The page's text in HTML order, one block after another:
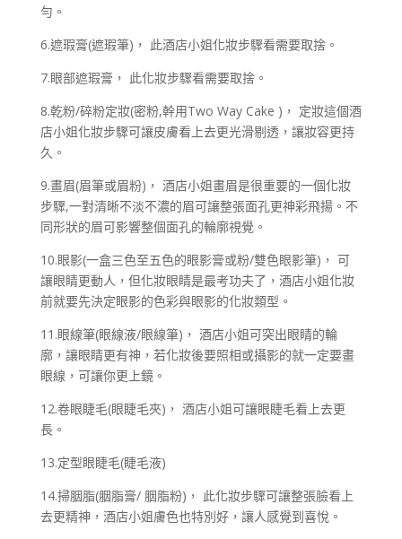
勻。
6.遮瑕膏(遮瑕筆)， 此酒店小姐化妝步驟看需要取捨。
7.眼部遮瑕膏， 此化妝步驟看需要取捨。
8.乾粉/碎粉定妝(密粉,幹用Two Way Cake )， 定妝這個酒
店小姐化妝步驟可讓皮膚看上去更光滑剔透，讓妝容更持
久。
9.畫眉(眉筆或眉粉)， 酒店小姐畫眉是很重要的一個化妝
步驟,一對清晰不淡不濃的眉可讓整張面孔更神彩飛揚。不
同形狀的眉可影響整個面孔的輪廓視覺。
10.眼影(一盒三色至五色的眼影膏或粉/雙色眼影筆)， 可
讓眼睛更動人，但化妝眼睛是最考功夫了，酒店小姐化妝
前就要先決定眼影的色彩與眼影的化妝類型。
11.眼線筆(眼線液/眼線筆)， 酒店小姐可突出眼睛的輪
廓，讓眼睛更有神，若化妝後要照相或攝影的就一定要畫
眼線，可讓你更上鏡。
12.卷眼睫毛(眼睫毛夾)， 酒店小姐可讓眼睫毛看上去更
長。
13.定型眼睫毛(睫毛液)
14.掃胭脂(胭脂膏/ 胭脂粉)， 此化妝步驟可讓整張臉看上
去更精神，酒店小姐膚色也特別好，讓人感覺到喜悅。